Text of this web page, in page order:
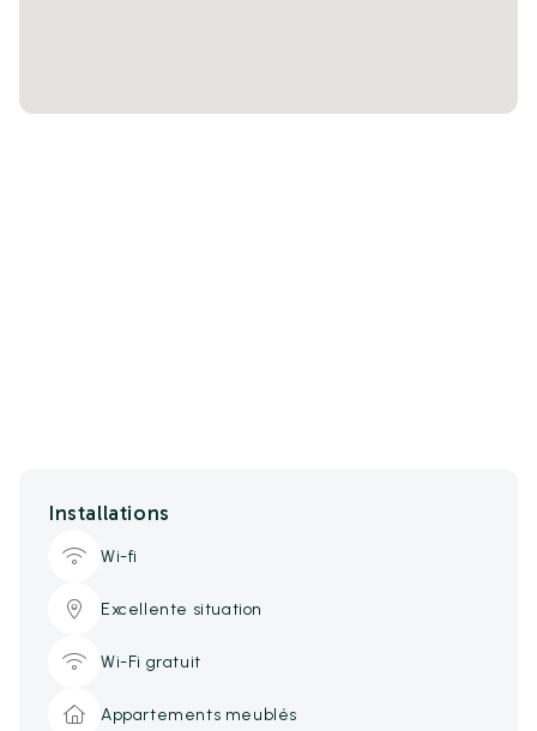
Installations
Wi-fi
Excellente situation
Wi-Fi gratuit
Appartements meublés